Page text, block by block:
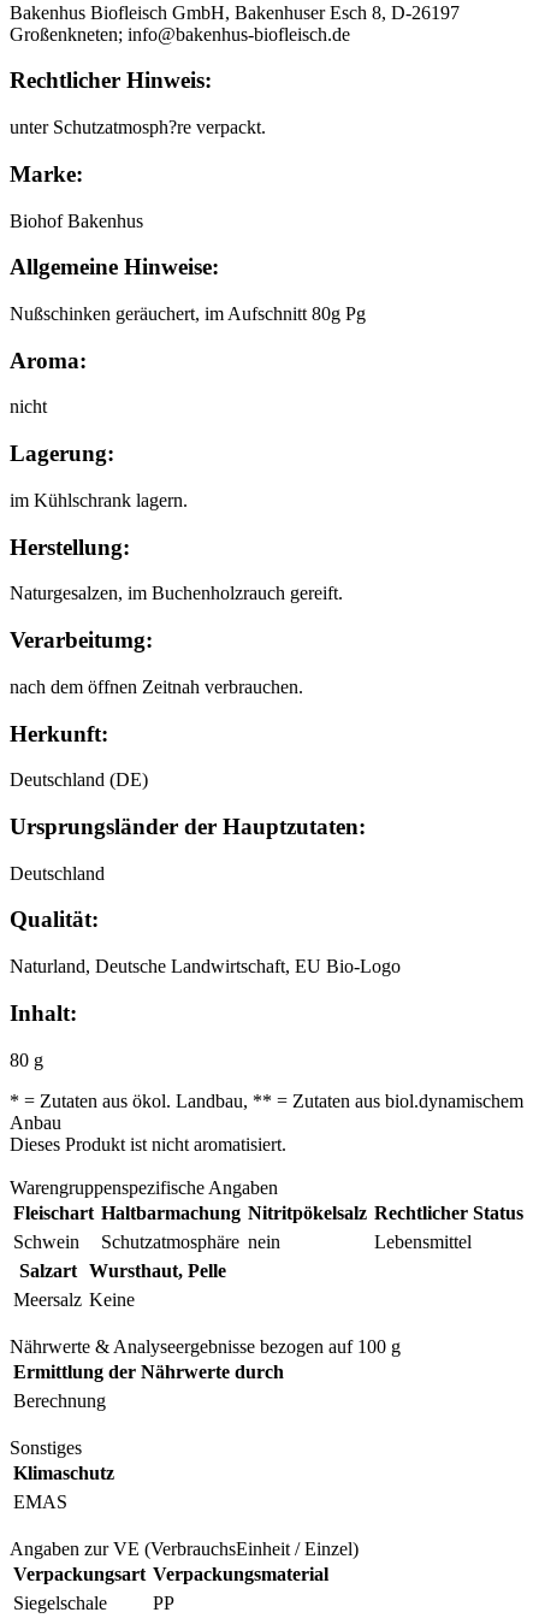
Bakenhus Biofleisch GmbH, Bakenhuser Esch 8, D-26197
Großenkneten; info@bakenhus-biofleisch.de
Rechtlicher Hinweis:
unter Schutzatmosph?re verpackt.
Marke:
Biohof Bakenhus
Allgemeine Hinweise:
Nußschinken geräuchert, im Aufschnitt 80g Pg
Aroma:
nicht
Lagerung:
im Kühlschrank lagern.
Herstellung:
Naturgesalzen, im Buchenholzrauch gereift.
Verarbeitumg:
nach dem öffnen Zeitnah verbrauchen.
Herkunft:
Deutschland (DE)
Ursprungsländer der Hauptzutaten:
Deutschland
Qualität:
Naturland, Deutsche Landwirtschaft, EU Bio-Logo
Inhalt:
80 g
* = Zutaten aus ökol. Landbau, ** = Zutaten aus biol.dynamischem
Anbau
Dieses Produkt ist nicht aromatisiert.
Warengruppenspezifische Angaben
Fleischart
Schwein
Haltbarmachung
Schutzatmosphäre
Nitritpökelsalz
nein
Rechtlicher Status
Lebensmittel
Salzart
Meersalz
Wursthaut, Pelle
Keine
Nährwerte & Analyseergebnisse bezogen auf 100 g
Ermittlung der Nährwerte durch
Berechnung
Sonstiges
Klimaschutz
EMAS
Angaben zur VE (VerbrauchsEinheit / Einzel)
Verpackungsart
Siegelschale
Verpackungsmaterial
PP